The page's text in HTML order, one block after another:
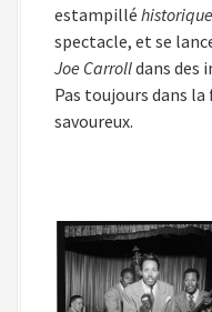
estampillé historique
spectacle, et se
Joe Carrolldans des
Pas toujours dans
savoureux.